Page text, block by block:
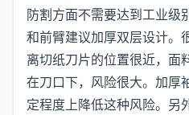
防割方面不需要达到工业级
和前臂建议加厚双层设计。
离切纸刀片的位置很近，面
在刀口下，风险很大。加厚
定程度上降低这种风险。另